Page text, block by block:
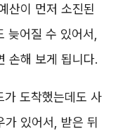
산이 먼저 소진된
늦어질 수 있어서,
손해 보게 됩니다.
가 도착했는데도 사
가 있어서, 받은 뒤